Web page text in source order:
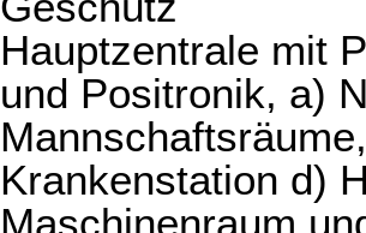
Hauptzentrale mit
und Positronik, a)
Krankenstation d)
Maschinenraum